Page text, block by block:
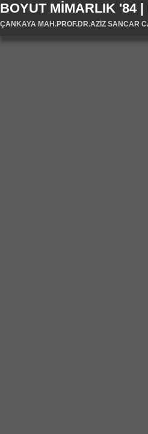
BOYUT MİMARLIK '84
ÇANKAYA MAH.PROF.DR.AZİZ SANCAR